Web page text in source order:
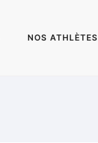
NOS ATHLÈTES